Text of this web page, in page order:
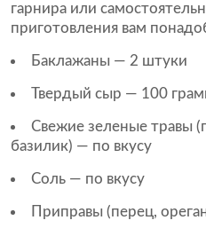
гарнира или
приготовления вам
Баклажаны — 2 штуки
Твердый сыр — 100
Свежие зеленые травы
базилик) — по вкусу
Соль — по вкусу
Приправы (перец,